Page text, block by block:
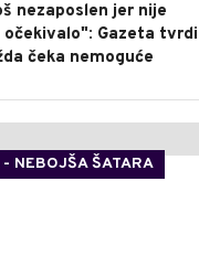
nezaposlen jer nije
Gazeta tvrdi
čeka nemoguće
- NEBOJŠA ŠATARA